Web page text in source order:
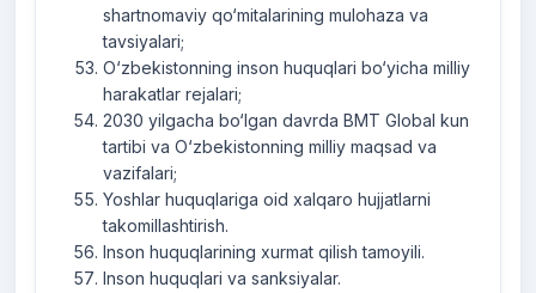
shartnomaviy qo‘mitalarining mulohaza va
tavsiyalari;
O‘zbekistonning inson huquqlari bo‘yicha milliy
harakatlar rejalari;
2030 yilgacha bo‘lgan davrda BMT Global kun
tartibi va O‘zbekistonning milliy maqsad va
vazifalari;
Yoshlar huquqlariga oid xalqaro hujjatlarni
takomillashtirish.
Inson huquqlarining xurmat qilish tamoyili.
Inson huquqlari va sanksiyalar.